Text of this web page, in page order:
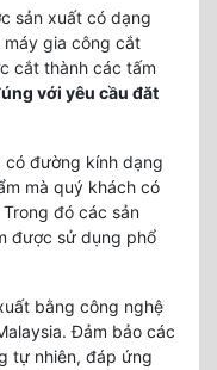
sản xuất có dạng
gia công cắt
cắt thành các tấm
với yêu cầu đăt
đường kính dạng
mà quý khách có
đó các sản
được sử dụng phổ
bằng công nghệ
Đảm bảo các
tự nhiên, đáp ứng